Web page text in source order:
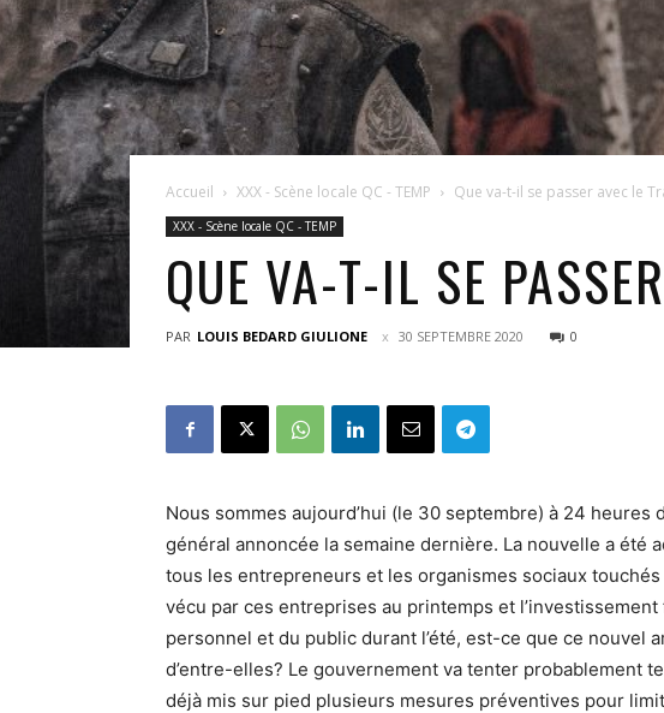
Accueil XXX - Scène locale QC - TEMP Que va-t-il se passer avec le
XXX - Scène locale QC - TEMP
QUE VA-T-IL SE
PAR LOUIS BEDARD GIULIONE 30 SEPTEMBRE 2020 0
Nous sommes aujourd’hui (le 30 septembre) à 24
général annoncée la semaine dernière. La nouvelle a été
tous les entrepreneurs et les organismes sociaux
vécu par ces entreprises au printemps et
personnel et du public durant l’été, est-ce que ce nouvel
d’entre-elles? Le gouvernement va tenter probablement
déjà mis sur pied plusieurs mesures préventives pour